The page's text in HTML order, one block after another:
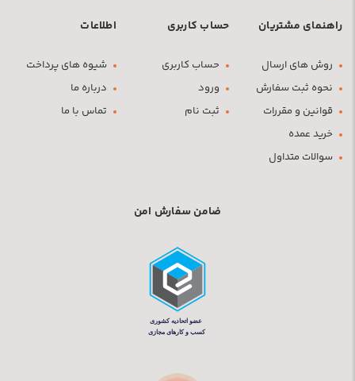
راهنمای مشتریان
روش های ارسال
نحوه ثبت سفارش
قوانین و مقررات
خرید عمده
سوالات متداول
حساب کاربری
حساب کاربری
ورود
ثبت نام
اطلاعات
شیوه های پرداخت
درباره ما
تماس با ما
ضامن سفارش امن